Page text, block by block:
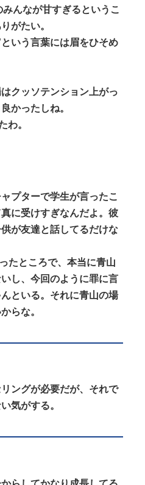
んなが甘すぎるというこ
がたい。
いう言葉には眉をひそめ
クッソテンション上がっ
かったしね。
わ。
プターで学生が言ったこ
に受けすぎなんだよ。彼
が友達と話してるだけな
たところで、本当に青山
し、今回のように罪に言
といる。それに青山の場
らな。
ングが必要だが、それで
気がする。